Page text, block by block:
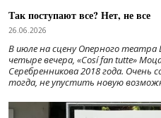
Так поступают все? Нет, не все
26.06.2026
В июле на сцену Оперного театра
четыре вечера, «Cosí fan tutte»
Серебренникова 2018 года. Очень
тогда, не упустить новую